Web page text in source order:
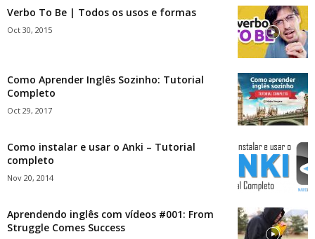
Verbo To Be | Todos os usos e formas
Oct 30, 2015
Como Aprender Inglês Sozinho: Tutorial
Completo
Oct 29, 2017
Como instalar e usar o Anki – Tutorial
completo
Nov 20, 2014
Aprendendo inglês com vídeos #001: From
Struggle Comes Success